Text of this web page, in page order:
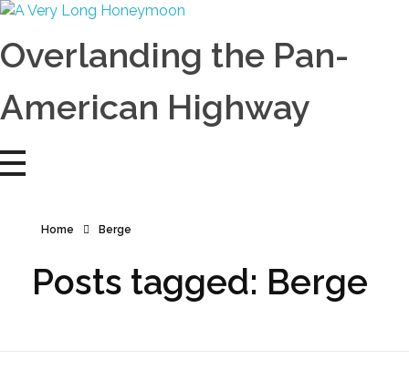
Overlanding the Pan-
American Highway
Home Berge
Posts tagged: Berge